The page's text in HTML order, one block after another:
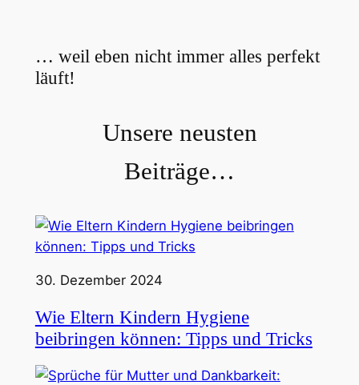
… weil eben nicht immer alles perfekt
läuft!
Unsere neusten
Beiträge…
30. Dezember 2024
Wie Eltern Kindern Hygiene
beibringen können: Tipps und Tricks